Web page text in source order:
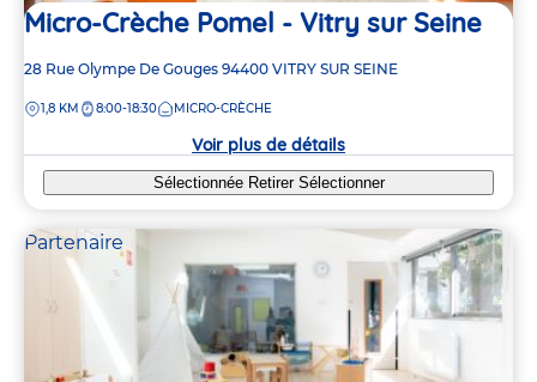
Micro-Crèche Pomel - Vitry sur Seine
Adresse
la
28 Rue Olympe De Gouges 94400 VITRY SUR SEINE
DISTANCE
1,8 KM 8:00-18:30 MICRO-CRÈCHE
Voir plus de détails
Sélectionnée Retirer Sélectionner
Partenaire